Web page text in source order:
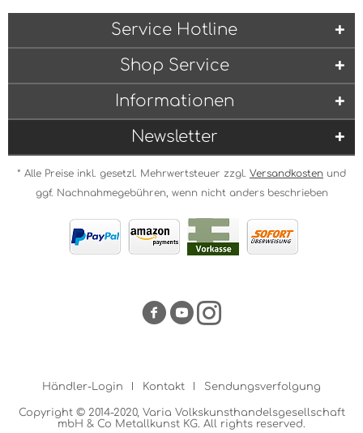
Service Hotline
Shop Service
Informationen
Newsletter
* Alle Preise inkl. gesetzl. Mehrwertsteuer zzgl. Versandkosten und
ggf. Nachnahmegebühren, wenn nicht anders beschrieben
Händler-Login Kontakt Sendungsverfolgung
Copyright © 2014-2020, Varia Volkskunsthandelsgesellschaft
mbH & Co Metallkunst KG. All rights reserved.